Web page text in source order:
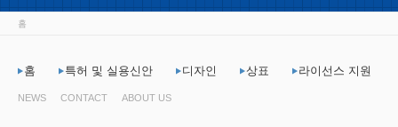
홈
홈 특허 및 실용신안 디자인 상표 라이선스 지원
NEWS CONTACT ABOUT US